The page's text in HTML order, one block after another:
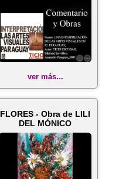
ver más...
FLORES - Obra de LILI
DEL MÓNICO